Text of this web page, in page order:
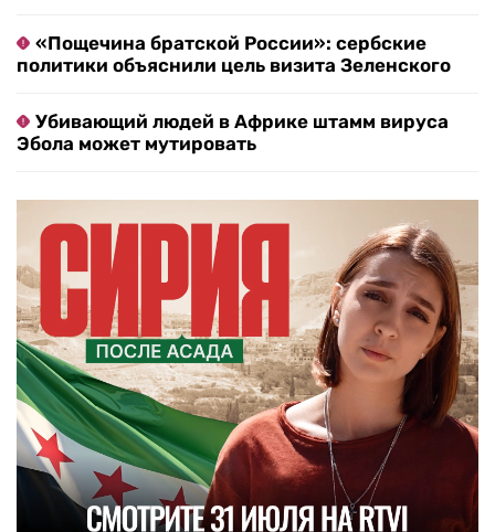
«Пощечина братской России»: сербские
политики объяснили цель визита Зеленского
Убивающий людей в Африке штамм вируса
Эбола может мутировать